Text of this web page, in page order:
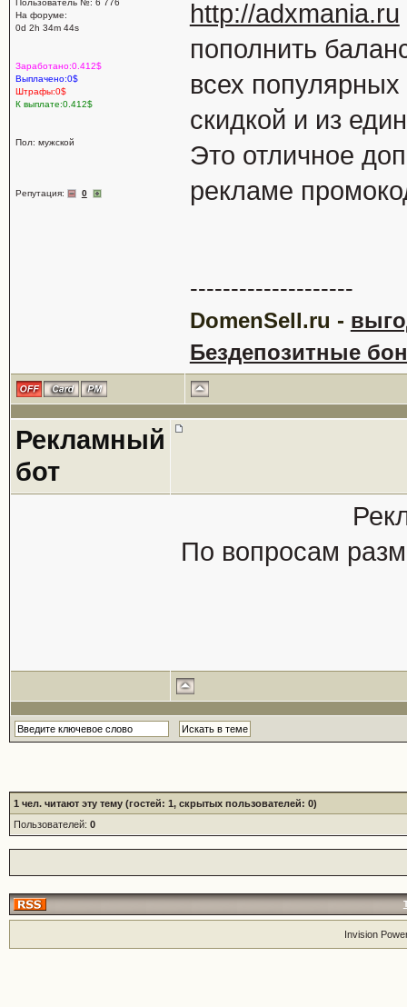
Пользователь №: 6 776
На форуме:
0d 2h 34m 44s
Заработано:0.412$
Выплачено:0$
Штрафы:0$
К выплате:0.412$
Пол: мужской
Репутация: 0
http://adxmania.ru
пополнить
всех
скидкой и из
Это отличное
рекламе
--------------------
DomenSell.ru -
Бездепозитные
Рекламный
бот
По вопросам
1 чел. читают эту тему (гостей: 1, скрытых пользователей: 0)
Пользователей: 0
Invision